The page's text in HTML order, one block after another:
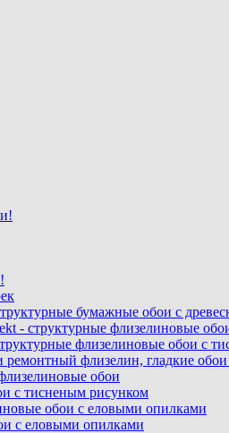
бумажные обои с
- структурные флизелиновые
флизелиновые обои с
флизелин, гладкие
обои
с тисненым рисунком
обои с еловыми опилками
с еловыми опилками